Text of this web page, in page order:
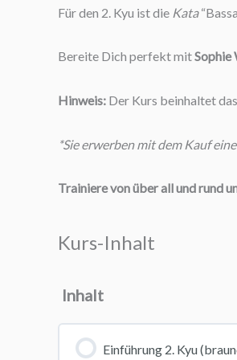
Für den 2. Kyu ist die Kata
Bereite Dich perfekt mitSophie
Hinweis: Der Kurs beinhaltet
*Sie erwerben mit dem Kauf
Trainiere von über all und rund
Kurs-Inhalt
Inhalt
Einführung 2. Kyu